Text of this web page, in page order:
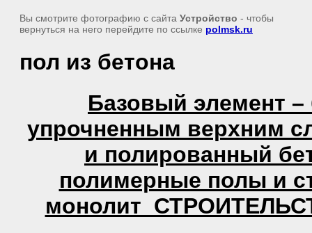
Вы смотрите фотографию с сайта Устройство - чтобы
вернуться на него перейдите по ссылке polmsk.ru
пол из бетона
Базовый элемент –
упрочненным верхним
и полированный
полимерные полы и
монолит